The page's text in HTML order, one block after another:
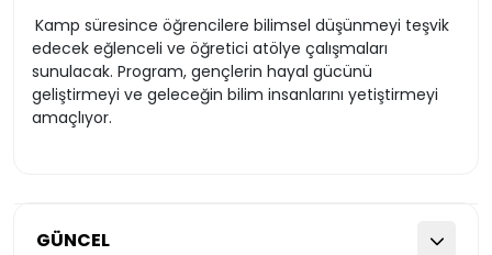
GÜNCEL
Kamp süresince öğrencilere bilimsel düşünmeyi teşvik
edecek eğlenceli ve öğretici atölye çalışmaları
sunulacak. Program, gençlerin hayal gücünü
geliştirmeyi ve geleceğin bilim insanlarını yetiştirmeyi
amaçlıyor.